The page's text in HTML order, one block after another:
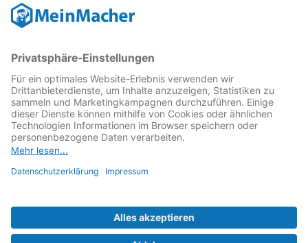
MeinMacher ist eine Marke der
kämpft als Gründungsmitglied des
Reparaturbedingungen: Für Produkte, die sich gut
reparieren lassen, für günstigere Ersatzteile und den
Erhalt der reparierenden Betriebe und des Reparatur-
Know-hows in Deutschland.
Weitere Informationen
Fachhändler finden
Über uns